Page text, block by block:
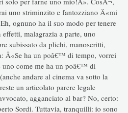
uno striminzito e fantozziano Â«mi
ognuno ha il suo modo per tenere
malagrazia a parte, uno
subissato da plichi, manoscritti,
Â«Se ha un poâ€™ di tempo, vorrei
come me ha un poâ€™ di
andare al cinema va sotto la
un articolato parere legale
agganciato al bar? No, certo:
Sordi. Tuttavia, tranquilli: io sono